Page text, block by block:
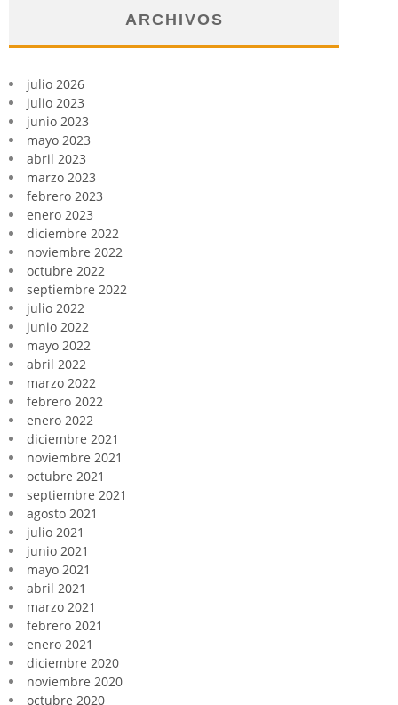
ARCHIVOS
julio 2026
julio 2023
junio 2023
mayo 2023
abril 2023
marzo 2023
febrero 2023
enero 2023
diciembre 2022
noviembre 2022
octubre 2022
septiembre 2022
julio 2022
junio 2022
mayo 2022
abril 2022
marzo 2022
febrero 2022
enero 2022
diciembre 2021
noviembre 2021
octubre 2021
septiembre 2021
agosto 2021
julio 2021
junio 2021
mayo 2021
abril 2021
marzo 2021
febrero 2021
enero 2021
diciembre 2020
noviembre 2020
octubre 2020